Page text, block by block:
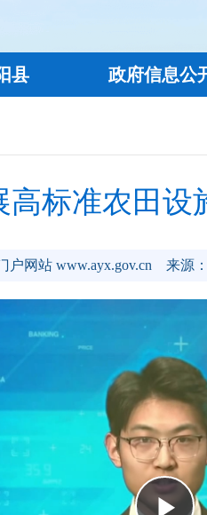
县 政府信息公
标准农田
户网站 www.ayx.gov.cn 来源